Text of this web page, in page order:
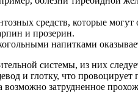
средств, которые
и прозерин.
напитками
системы, из них
и глотку, что
возможно затрудненное